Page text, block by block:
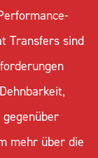
Transfers sind
mehr über die